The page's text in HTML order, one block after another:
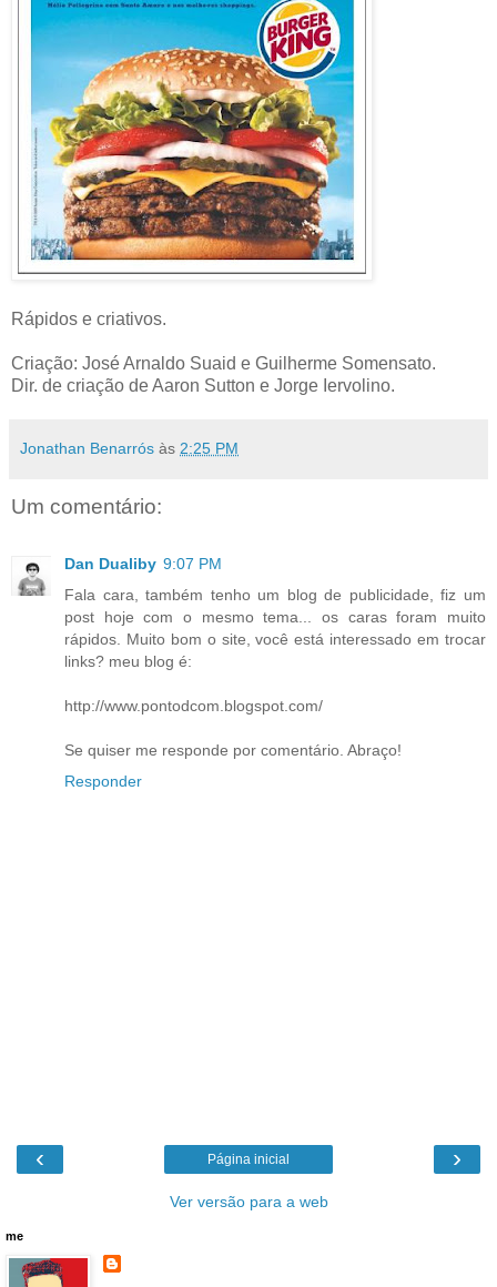
Rápidos e criativos.
Criação: José Arnaldo Suaid e Guilherme Somensato.
Dir. de criação de Aaron Sutton e Jorge Iervolino.
Jonathan Benarrós às 2:25 PM
Um comentário:
Dan Dualiby 9:07 PM
Fala cara, também tenho um blog de publicidade, fiz um
post hoje com o mesmo tema... os caras foram muito
rápidos. Muito bom o site, você está interessado em trocar
links? meu blog é:
http://www.pontodcom.blogspot.com/
Se quiser me responde por comentário. Abraço!
Responder
‹ ›
Página inicial
Ver versão para a web
me